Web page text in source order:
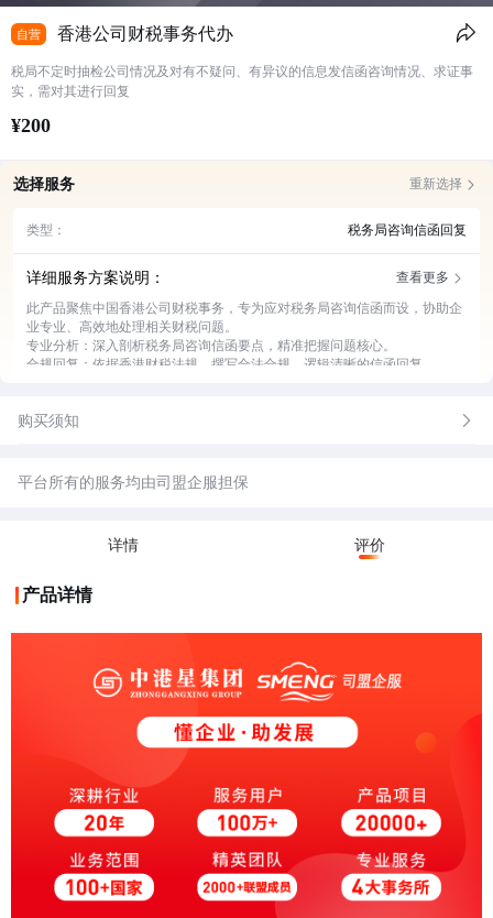
自营 香港公司财税事务代办
税局不定时抽检公司情况及对有不疑问、有异议的信息发信函咨询情况、求证事
实，需对其进行回复
¥200
选择服务 重新选择
类型： 税务局咨询信函回复
详细服务方案说明：
查看更多
此产品聚焦中国香港公司财税事务，专为应对税务局咨询信函而设，协助企
业专业、高效地处理相关财税问题。
专业分析：深入剖析税务局咨询信函要点，精准把握问题核心。
合规回复：依据香港财税法规，撰写合法合规、逻辑清晰的信函回复。
风险预警：评估回复信函可能带来的财税风险，提前制定应对方案。
购买须知
平台所有的服务均由司盟企服担保
详情 评价
产品详情